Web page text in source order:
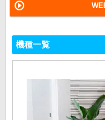
機種一覧